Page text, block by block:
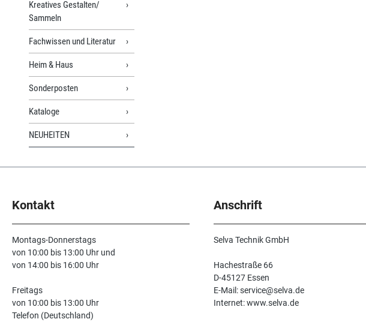
Kreatives Gestalten/
Sammeln
Fachwissen und Literatur
Heim & Haus
Sonderposten
Kataloge
NEUHEITEN
Kontakt
Montags-Donnerstags
von 10:00 bis 13:00 Uhr und
von 14:00 bis 16:00 Uhr
Freitags
von 10:00 bis 13:00 Uhr
Telefon (Deutschland)
Anschrift
Selva Technik GmbH
Hachestraße 66
D-45127 Essen
E-Mail: service@selva.de
Internet: www.selva.de